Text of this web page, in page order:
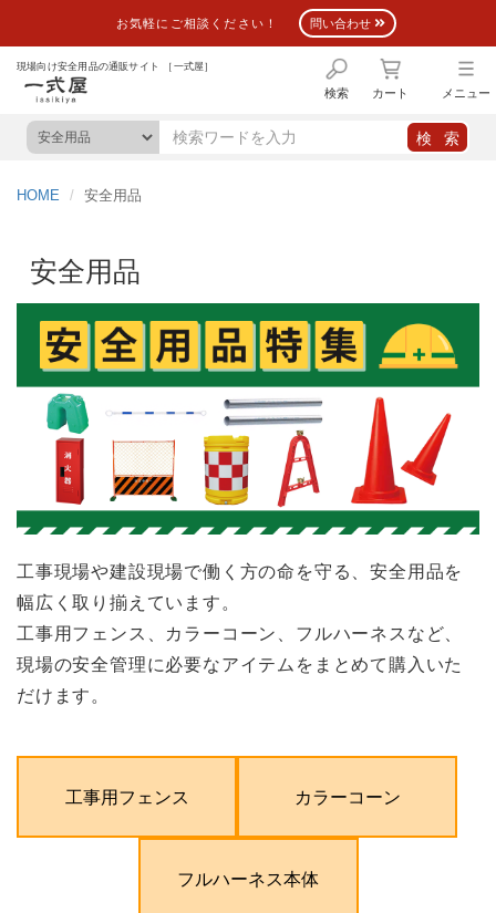
お気軽にご相談ください！ 問い合わせ
現場向け安全用品の通販サイト ［一式屋］
検索 カート メニュー
HOME 安全用品
安全用品
工事現場や建設現場で働く方の命を守る、安全用品を
幅広く取り揃えています。
工事用フェンス、カラーコーン、フルハーネスなど、
現場の安全管理に必要なアイテムをまとめて購入いた
だけます。
工事用フェンス カラーコーン
フルハーネス本体